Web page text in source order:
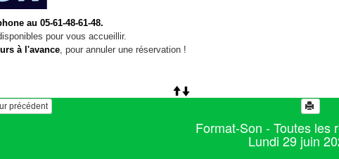
au 05-61-48-61-48.
pour vous accueillir.
à l'avance, pour annuler une réservation !
précédent
Format-Son - Toutes les
Lundi 29 juin